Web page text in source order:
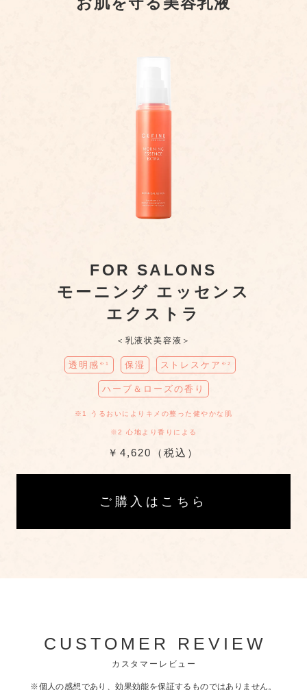
FOR SALONS
モーニング エッセンス
エクストラ
＜乳液状美容液＞
透明感 ※1 保湿 ストレスケア ※2
ハーブ＆ローズの香り
※1 うるおいによりキメの整った健やかな肌
※2 心地より香りによる
￥4,620（税込）
ご購入はこちら
CUSTOMER REVIEW
カスタマーレビュー
※個人の感想であり、効果効能を保証するものではありません。